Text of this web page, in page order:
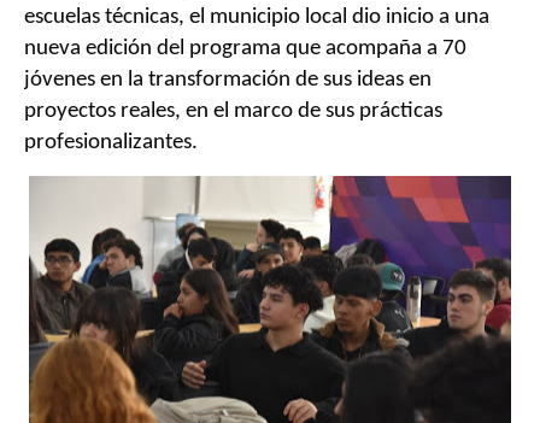
escuelas técnicas, el municipio local dio inicio a una
nueva edición del programa que acompaña a 70
jóvenes en la transformación de sus ideas en
proyectos reales, en el marco de sus prácticas
profesionalizantes.